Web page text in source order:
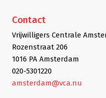
Contact
Vrijwilligers Centrale
Rozenstraat 206
1016 PA Amsterdam
020-5301220
amsterdam@vca.nu